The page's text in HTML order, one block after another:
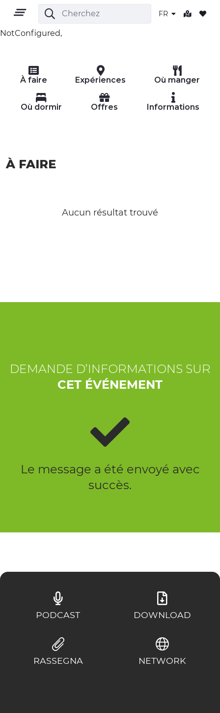
FR
PLEIN AIR
NATURE ET BIEN-ÊTRE
NotConfigured,
À faire Expériences Où manger
Où dormir Offres Informations
À FAIRE
Aucun résultat trouvé
DEMANDE D’INFORMATIONS SUR
CET ÉVÉNEMENT
Le message a été envoyé avec
succès.
PODCAST DOWNLOAD
RASSEGNA NETWORK